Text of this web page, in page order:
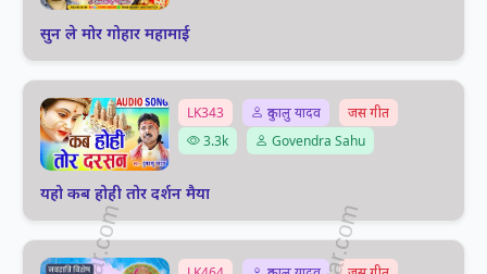
सुन ले मोर गोहार महामाई
LK343 दुकालु यादव
जस गीत
3.3k
Govendra Sahu
यहो कब होही तोर दर्शन मैया